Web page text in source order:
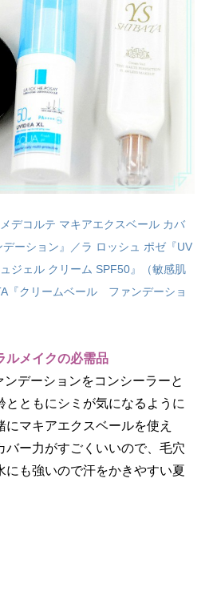
デコルテ マキアエクスベール カバ
ーション』／ラ ロッシュ ポゼ『UV
ジェル クリーム SPF50』（敏感肌
『クリームベール ファンデーショ
ルメイクの必需品
デーションをコンシーラーと
とともにシミが気になるように
マキアエクスベールを使え
バー力がすごくいいので、毛穴
にも強いので汗をかきやすい夏